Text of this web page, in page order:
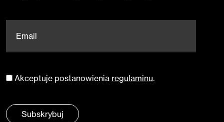
Email
Zgoda*
Akceptuje postanowienia regulaminu.
Subskrybuj